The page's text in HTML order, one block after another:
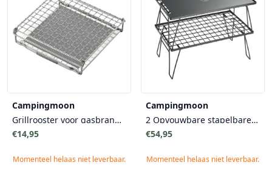
Campingmoon
Grillrooster voor gasbrander
€14,95
Momenteel helaas niet leverbaar.
Campingmoon
2 Opvouwbare stapelbare tafels met aluminium blad en draagtas
€54,95
Momenteel helaas niet leverbaar.